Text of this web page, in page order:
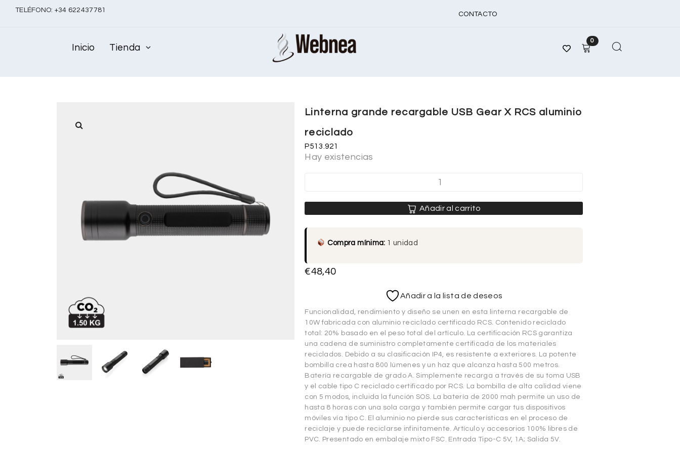
TELÉFONO: +34 622437781
CONTACTO
Inicio Tienda
0
Linterna grande recargable USB Gear X RCS aluminio
reciclado
P513.921
Hay existencias
Añadir al carrito
Compra mínima: 1 unidad
€48,40
Añadir a la lista de deseos
Funcionalidad, rendimiento y diseño se unen en esta linterna recargable de
10W fabricada con aluminio reciclado certificado RCS. Contenido reciclado
total: 20% basado en el peso total del artículo. La certificación RCS garantiza
una cadena de suministro completamente certificada de los materiales
reciclados. Debido a su clasificación IP4, es resistente a exteriores. La potente
bombilla crea hasta 800 lúmenes y un haz que alcanza hasta 500 metros.
Batería recargable de grado A. Simplemente recarga a través de su toma USB
y el cable tipo C reciclado certificado por RCS. La bombilla de alta calidad viene
con 5 modos, incluida la función SOS. La batería de 2000 mah permite un uso de
hasta 8 horas con una sola carga y también permite cargar tus dispositivos
móviles vía tipo C. El aluminio no pierde sus características en el proceso de
reciclaje y puede reciclarse infinitamente. Artículo y accesorios 100% libres de
PVC. Presentado en embalaje mixto FSC. Entrada Tipo-C 5V, 1A; Salida 5V.